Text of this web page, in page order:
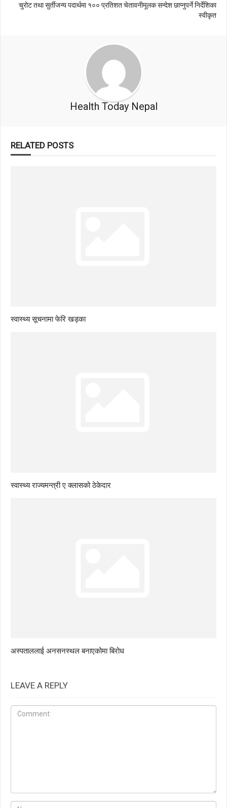
चुरोट तथा सुर्तीजन्य पदार्थमा १०० प्रतिशत चेतावनीमूलक सन्देश छाप्नुपर्ने निर्देशिका
स्वीकृत
Health Today Nepal
RELATED POSTS
स्वास्थ्य सूचनामा फेरि खड्का
स्वास्थ्य राज्यमन्त्री ए क्लासको ठेकेदार
अस्पताललाई अनसनस्थल बनाएकोमा बिरोध
LEAVE A REPLY